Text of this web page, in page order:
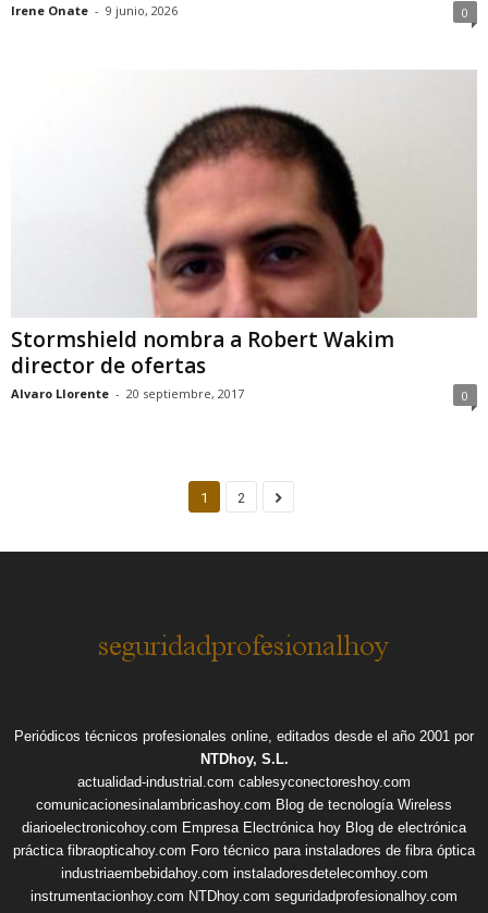
Irene Onate - 9 junio, 2026 0
Stormshield nombra a Robert Wakim
director de ofertas
Alvaro Llorente - 20 septiembre, 2017 0
1 2
Periódicos técnicos profesionales online, editados desde el año 2001 por
NTDhoy, S.L.
actualidad-industrial.com cablesyconectoreshoy.com
comunicacionesinalambricashoy.com Blog de tecnología Wireless
diarioelectronicohoy.com Empresa Electrónica hoy Blog de electrónica
práctica fibraopticahoy.com Foro técnico para instaladores de fibra óptica
industriaembebidahoy.com instaladoresdetelecomhoy.com
instrumentacionhoy.com NTDhoy.com seguridadprofesionalhoy.com